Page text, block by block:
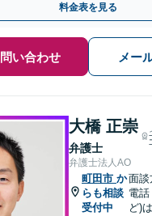
料金表を見る
い合わせ メー
大橋 正崇
弁護士
弁護士法人AO
町田市 か
らも相談
受付中
面談
電
ど)